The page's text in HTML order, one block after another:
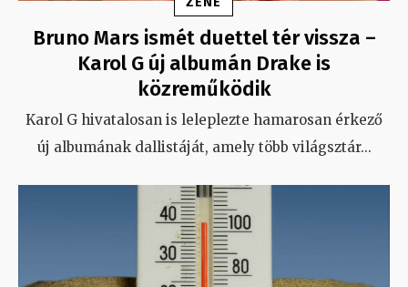
Bruno Mars ismét duettel tér vissza –
Karol G új albumán Drake is
közreműködik
Karol G hivatalosan is leleplezte hamarosan érkező
új albumának dallistáját, amely több világsztár...